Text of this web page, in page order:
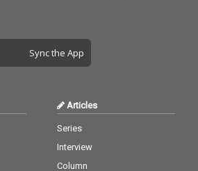
Sync the App
Articles
Series
Interview
Column